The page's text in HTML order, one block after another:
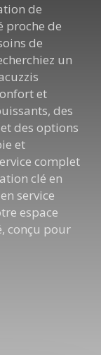
de
proche de
de
un
et
des
des options
et
complet
clé en
service
espace
conçu pour